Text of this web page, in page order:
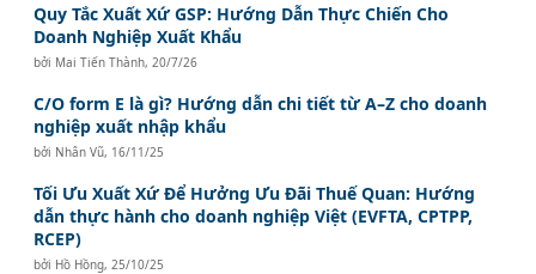
Quy Tắc Xuất Xứ GSP: Hướng Dẫn Thực Chiến Cho
Doanh Nghiệp Xuất Khẩu
bởi Mai Tiến Thành, 20/7/26
C/O form E là gì? Hướng dẫn chi tiết từ A–Z cho doanh
nghiệp xuất nhập khẩu
bởi Nhân Vũ, 16/11/25
Tối Ưu Xuất Xứ Để Hưởng Ưu Đãi Thuế Quan: Hướng
dẫn thực hành cho doanh nghiệp Việt (EVFTA, CPTPP,
RCEP)
bởi Hồ Hồng, 25/10/25